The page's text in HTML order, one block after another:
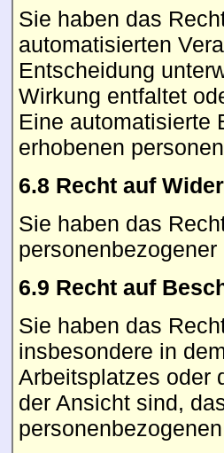
Sie haben das
automatisierten
Entscheidung
Wirkung entfaltet
Eine automatisierte
erhobenen
6.8 Recht auf
Sie haben das
6.9 Recht auf
Sie haben das
insbesondere in
Arbeitsplatzes oder
der Ansicht sind,